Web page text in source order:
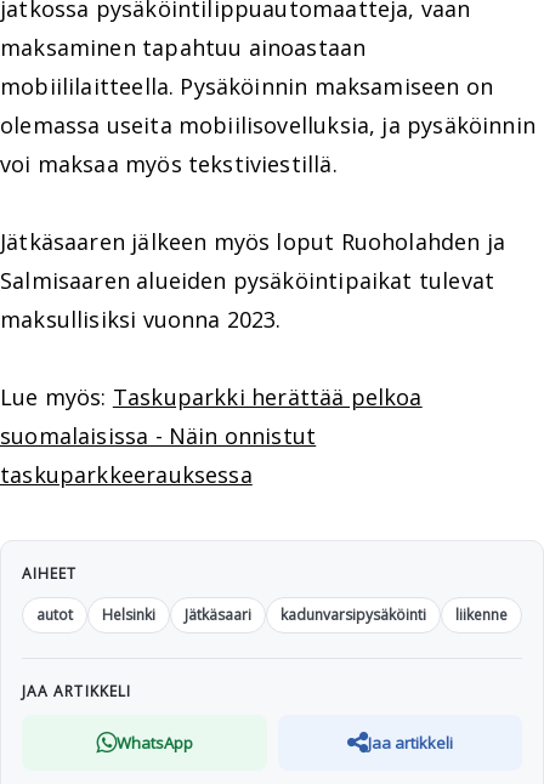
jatkossa pysäköintilippuautomaatteja, vaan
maksaminen tapahtuu ainoastaan
mobiililaitteella. Pysäköinnin maksamiseen on
olemassa useita mobiilisovelluksia, ja pysäköinnin
voi maksaa myös tekstiviestillä.
Jätkäsaaren jälkeen myös loput Ruoholahden ja
Salmisaaren alueiden pysäköintipaikat tulevat
maksullisiksi vuonna 2023.
Lue myös: Taskuparkki herättää pelkoa
suomalaisissa - Näin onnistut
taskuparkkeerauksessa
AIHEET
autot
Helsinki Jätkäsaari kadunvarsipysäköinti liikenne
JAA ARTIKKELI
WhatsApp Jaa artikkeli